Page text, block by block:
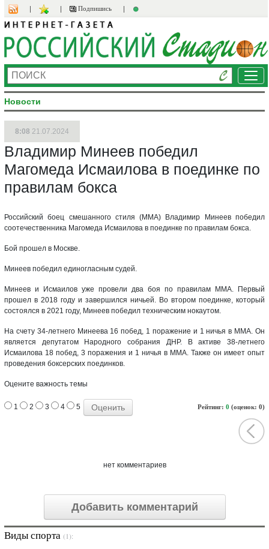
Подпишись
Новости
8:08 21.07.2024
Владимир Минеев победил
Магомеда Исмаилова в поединке по
правилам бокса
Российский боец смешанного стиля (ММА) Владимир Минеев победил
соотечественника Магомеда Исмаилова в поединке по правилам бокса.
Бой прошел в Москве.
Минеев победил единогласным судей.
Минеев и Исмаилов уже провели два боя по правилам ММА. Первый
прошел в 2018 году и завершился ничьей. Во втором поединке, который
состоялся в 2021 году, Минеев победил техническим нокаутом.
На счету 34-летнего Минеева 16 побед, 1 поражение и 1 ничья в ММА. Он
является депутатом Народного собрания ДНР. В активе 38-летнего
Исмаилова 18 побед, 3 поражения и 1 ничья в ММА. Также он имеет опыт
проведения боксерских поединков.
Оцените важность темы
Рейтинг: 0 (оценок: 0)
1 2 3 4 5
нет комментариев
Добавить комментарий
Виды спорта (1):